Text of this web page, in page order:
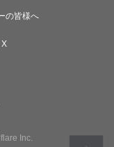
の皆様へ
X
Inc.